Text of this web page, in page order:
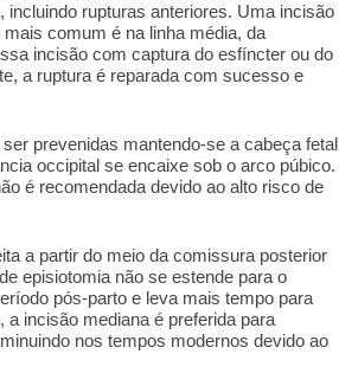
rupturas anteriores. Uma incisão
comum é na linha média, da
incisão com captura do esfíncter ou do
a ruptura é reparada com sucesso e
prevenidas mantendo-se a cabeça fetal
occipital se encaixe sob o arco púbico.
é recomendada devido ao alto risco de
a partir do meio da comissura posterior
episiotomia não se estende para o
pós-parto e leva mais tempo para
incisão mediana é preferida para
nos tempos modernos devido ao